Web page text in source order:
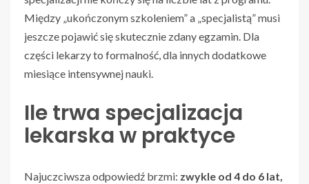
Między „ukończonym szkoleniem” a „specjalistą” musi
jeszcze pojawić się skutecznie zdany egzamin. Dla
części lekarzy to formalność, dla innych dodatkowe
miesiące intensywnej nauki.
Ile trwa specjalizacja
lekarska w praktyce
Najuczciwsza odpowiedź brzmi: zwykle od 4 do 6 lat,